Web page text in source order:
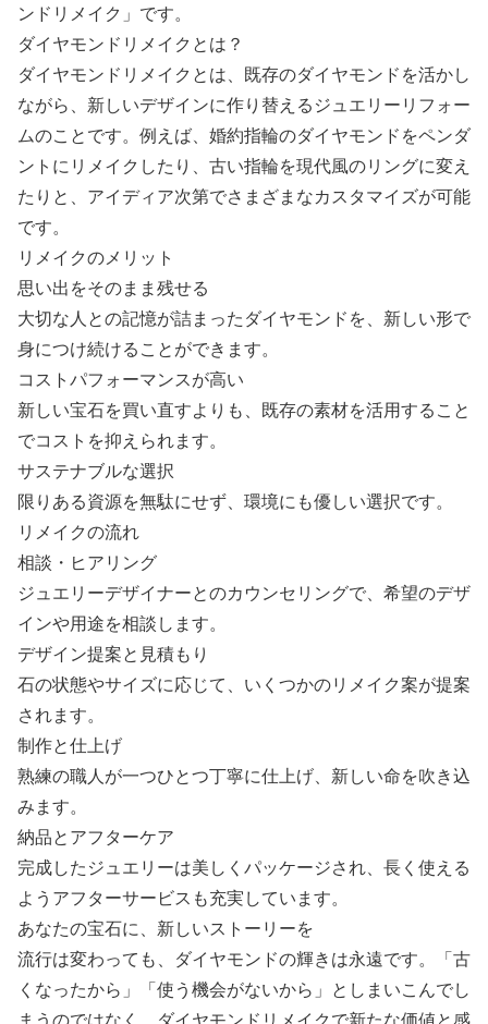
ンドリメイク」です。
ダイヤモンドリメイクとは？
ダイヤモンドリメイクとは、既存のダイヤモンドを活かし
ながら、新しいデザインに作り替えるジュエリーリフォー
ムのことです。例えば、婚約指輪のダイヤモンドをペンダ
ントにリメイクしたり、古い指輪を現代風のリングに変え
たりと、アイディア次第でさまざまなカスタマイズが可能
です。
リメイクのメリット
思い出をそのまま残せる
大切な人との記憶が詰まったダイヤモンドを、新しい形で
身につけ続けることができます。
コストパフォーマンスが高い
新しい宝石を買い直すよりも、既存の素材を活用すること
でコストを抑えられます。
サステナブルな選択
限りある資源を無駄にせず、環境にも優しい選択です。
リメイクの流れ
相談・ヒアリング
ジュエリーデザイナーとのカウンセリングで、希望のデザ
インや用途を相談します。
デザイン提案と見積もり
石の状態やサイズに応じて、いくつかのリメイク案が提案
されます。
制作と仕上げ
熟練の職人が一つひとつ丁寧に仕上げ、新しい命を吹き込
みます。
納品とアフターケア
完成したジュエリーは美しくパッケージされ、長く使える
ようアフターサービスも充実しています。
あなたの宝石に、新しいストーリーを
流行は変わっても、ダイヤモンドの輝きは永遠です。「古
くなったから」「使う機会がないから」としまいこんでし
まうのではなく、ダイヤモンドリメイクで新たな価値と感